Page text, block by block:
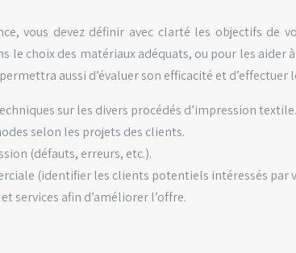
vous devez définir avec clarté les objectifs
choix des matériaux adéquats, ou pour les
aussi d’évaluer son efficacité et
sur les divers procédés d’impression textile.
selon les projets des clients.
(défauts, erreurs, etc.).
(identifier les clients potentiels intéressés par
services afin d’améliorer l’offre.